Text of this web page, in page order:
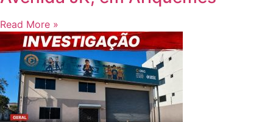
Read More »